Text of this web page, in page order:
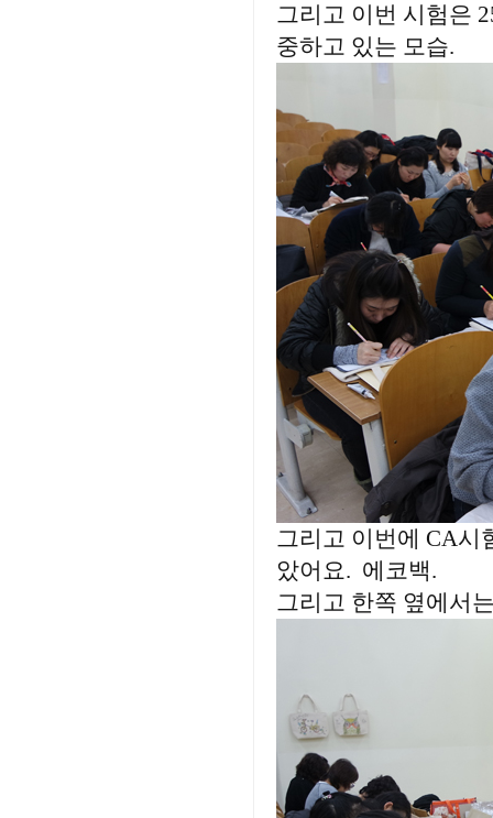
그리고 이번 시험은
중하고 있는 모습.
그리고 이번에 CA시
았어요. 에코백.
그리고 한쪽 옆에서